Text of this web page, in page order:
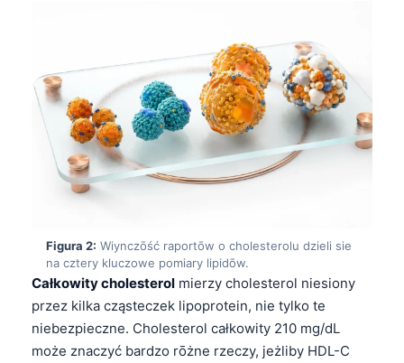
Figura 2: Wiynczōść raportōw o cholesterolu dzieli sie
na cztery kluczowe pomiary lipidōw.
Całkowity cholesterol mierzy cholesterol niesiony
przez kilka cząsteczek lipoprotein, nie tylko te
niebezpieczne. Cholesterol całkowity 210 mg/dL
może znaczyć bardzo rōżne rzeczy, jeżliby HDL-C